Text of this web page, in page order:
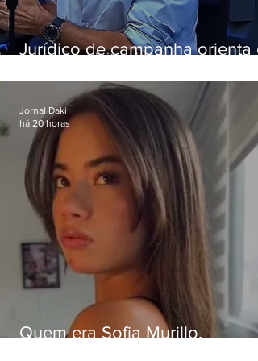
Jurídico de campanha orienta e
da Band
Quem era Sofia Murillo,
Jornal Daki
há 20 horas